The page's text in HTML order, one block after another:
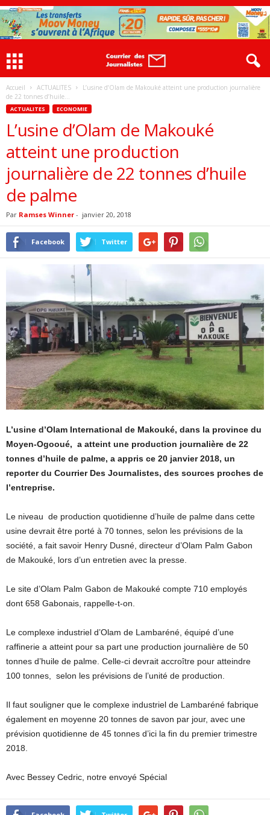
Accueil ACTUALITES
L’usine d’Olam de Makouké atteint une production journalière
de 22 tonnes d’huile...
ACTUALITES ECONOMIE
L’usine d’Olam de Makouké
atteint une production
journalière de 22 tonnes d’huile
de palme
Par Ramses Winner - janvier 20, 2018
Facebook Twitter
L’usine d’Olam International de Makouké, dans la province du
Moyen-Ogooué, a atteint une production journalière de 22
tonnes d’huile de palme, a appris ce 20 janvier 2018, un
reporter du Courrier Des Journalistes, des sources proches de
l’entreprise.
Le niveau de production quotidienne d’huile de palme dans cette
usine devrait être porté à 70 tonnes, selon les prévisions de la
société, a fait savoir Henry Dusné, directeur d’Olam Palm Gabon
de Makouké, lors d’un entretien avec la presse.
Le site d’Olam Palm Gabon de Makouké compte 710 employés
dont 658 Gabonais, rappelle-t-on.
Le complexe industriel d’Olam de Lambaréné, équipé d’une
raffinerie a atteint pour sa part une production journalière de 50
tonnes d’huile de palme. Celle-ci devrait accroître pour atteindre
100 tonnes, selon les prévisions de l’unité de production.
Il faut souligner que le complexe industriel de Lambaréné fabrique
également en moyenne 20 tonnes de savon par jour, avec une
prévision quotidienne de 45 tonnes d’ici la fin du premier trimestre
2018.
Avec Bessey Cedric, notre envoyé Spécial